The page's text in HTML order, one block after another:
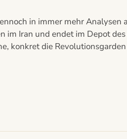
in immer mehr Analysen
im Iran und endet im Depot
konkret die Revolutionsgarden